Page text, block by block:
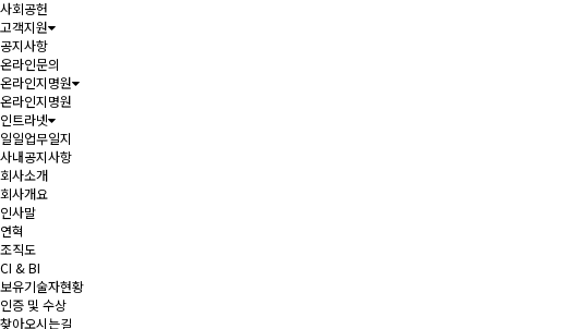
사회공헌
고객지원
공지사항
온라인문의
온라인지명원
온라인지명원
인트라넷
일일업무일지
사내공지사항
회사소개
회사개요
인사말
연혁
조직도
CI & BI
보유기술자현황
인증 및 수상
찾아오시는길